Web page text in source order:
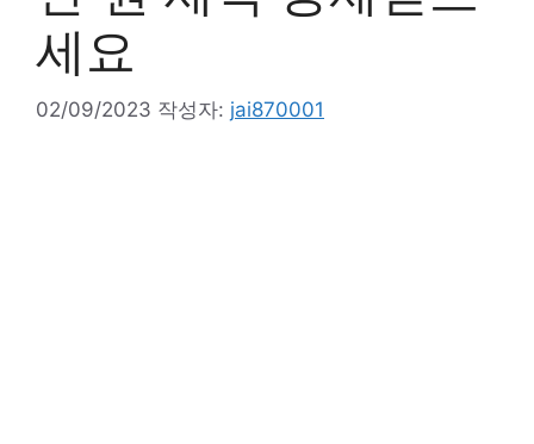
세요
02/09/2023 작성자: jai870001